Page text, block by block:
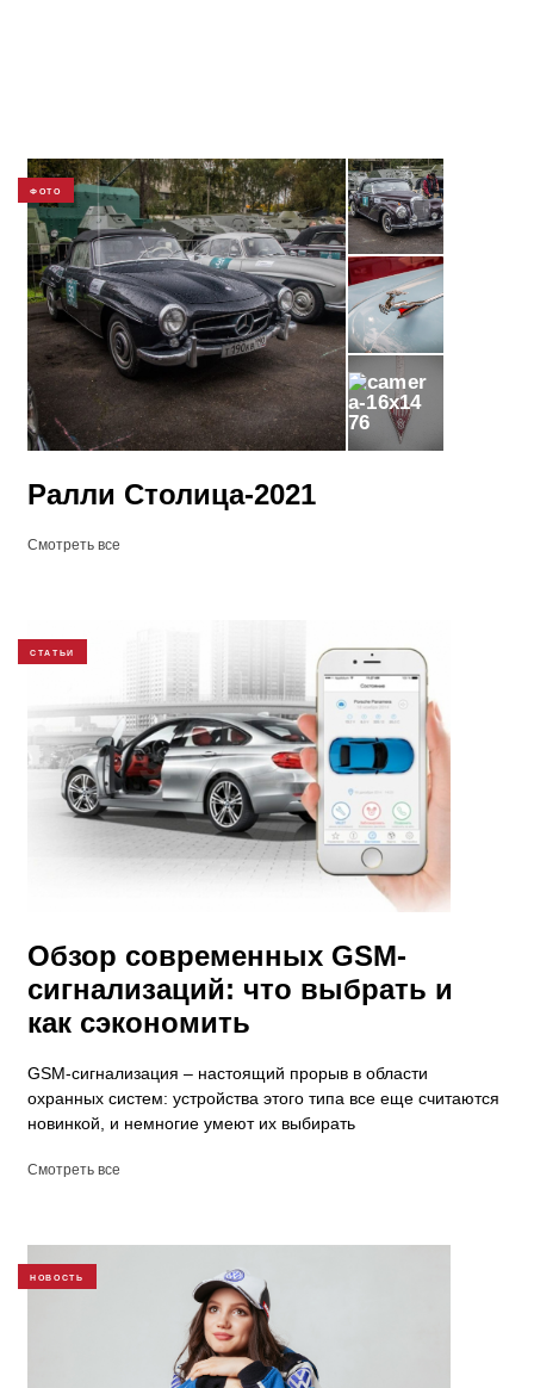
ФОТО
76
​Ралли Столица-2021
Смотреть все
СТАТЬИ
Обзор современных GSM-
сигнализаций: что выбрать и
как сэкономить
GSM-сигнализация – настоящий прорыв в области
охранных систем: устройства этого типа все еще считаются
новинкой, и немногие умеют их выбирать
Смотреть все
НОВОСТЬ